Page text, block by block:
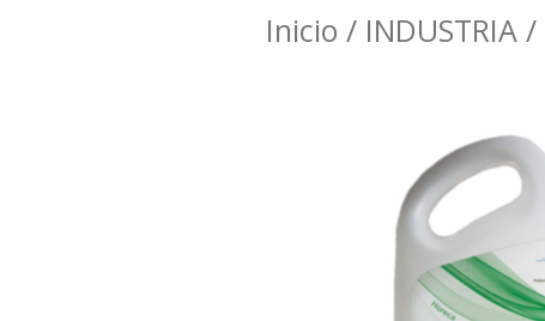
Inicio / INDUSTRIA /